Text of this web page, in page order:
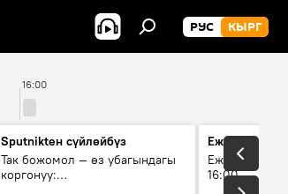
РУС КЫРГ
16:00
Sputnikteн сүйлөйбүз
Так божомол — өз убагындагы
коргонуу:
Ежедневные
Ежедневные
16:00